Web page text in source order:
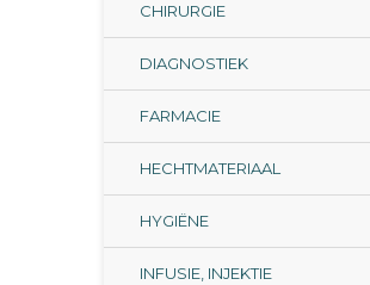
CHIRURGIE
DIAGNOSTIEK
FARMACIE
HECHTMATERIAAL
HYGIËNE
INFUSIE, INJEKTIE